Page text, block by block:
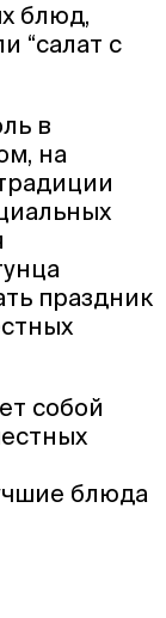
блюд,
“салат с
в
на
праздник
собой
блюда